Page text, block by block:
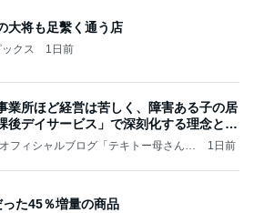
大将も足繫く通う店
クス 1日前
業所ほど経営は苦しく、障害ある子の居
後デイサービス」で深刻化する理念と現
フィシャルブログ「テキトー母さんの
1日前
た45％増量の商品